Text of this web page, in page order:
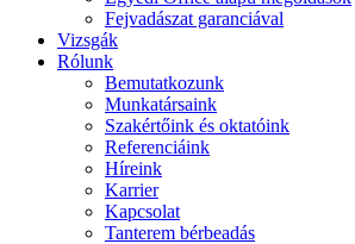
Fejvadászat garanciával
Vizsgák
Rólunk
Bemutatkozunk
Munkatársaink
Szakértőink és oktatóink
Referenciáink
Híreink
Karrier
Kapcsolat
Tanterem bérbeadás